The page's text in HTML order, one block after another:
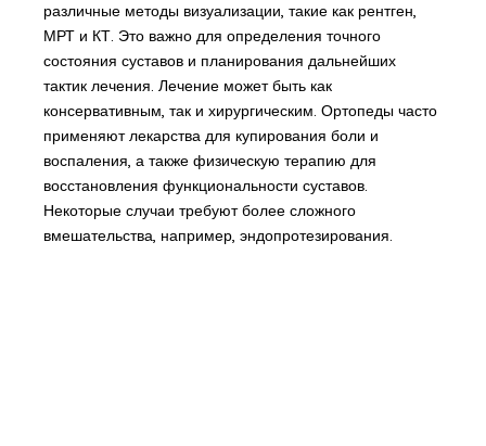
различные методы визуализации, такие как рентген,
МРТ и КТ. Это важно для определения точного
состояния суставов и планирования дальнейших
тактик лечения. Лечение может быть как
консервативным, так и хирургическим. Ортопеды часто
применяют лекарства для купирования боли и
воспаления, а также физическую терапию для
восстановления функциональности суставов.
Некоторые случаи требуют более сложного
вмешательства, например, эндопротезирования.